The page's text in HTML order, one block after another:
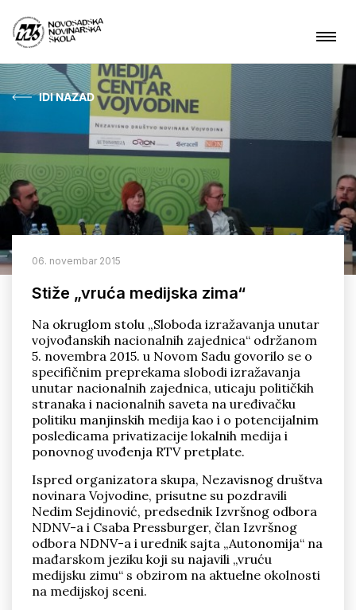
Aktuelnosti
O nama
Čime se bavimo?
Projekti
ARHIVA
IDI NAZAD
06. novembar 2015
Stiže „vruća medijska zima“
Na okruglom stolu „Sloboda izražavanja unutar
vojvođanskih nacionalnih zajednica“ održanom
5. novembra 2015. u Novom Sadu govorilo se o
specifičnim preprekama slobodi izražavanja
unutar nacionalnih zajednica, uticaju političkih
stranaka i nacionalnih saveta na uređivačku
politiku manjinskih medija kao i o potencijalnim
posledicama privatizacije lokalnih medija i
ponovnog uvođenja RTV pretplate.
Ispred organizatora skupa, Nezavisnog društva
novinara Vojvodine, prisutne su pozdravili
Nedim Sejdinović, predsednik Izvršnog odbora
NDNV-a i Csaba Pressburger, član Izvršnog
odbora NDNV-a i urednik sajta „Autonomija“ na
mađarskom jeziku koji su najavili „vruću
medijsku zimu“ s obzirom na aktuelne okolnosti
na medijskoj sceni.